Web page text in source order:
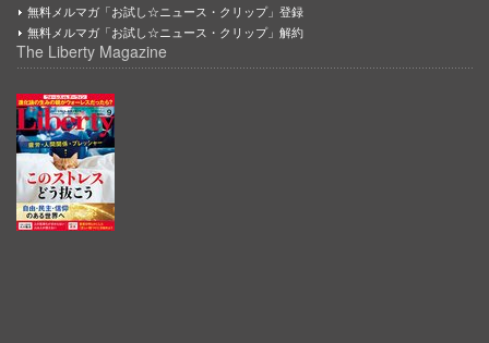
無料メルマガ「お試し☆ニュース・クリップ」登録
無料メルマガ「お試し☆ニュース・クリップ」解約
The Liberty Magazine